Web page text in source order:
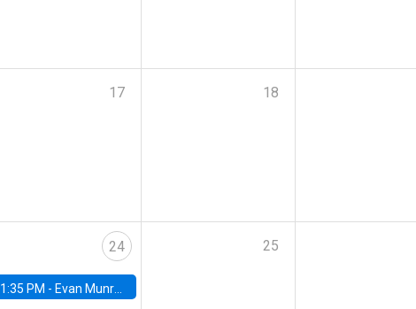
17 18
24
1:35 PM - Evan Munro, Neyman Visiting Assistant Professor in the Department of Statistics at UC Berkeley
25